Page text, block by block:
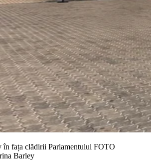
în fața clădirii Parlamentului FOTO
Barley